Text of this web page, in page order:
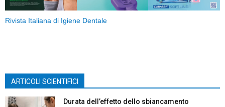
Rivista Italiana di Igiene Dentale
ARTICOLI SCIENTIFICI
Durata dell’effetto dello sbiancamento